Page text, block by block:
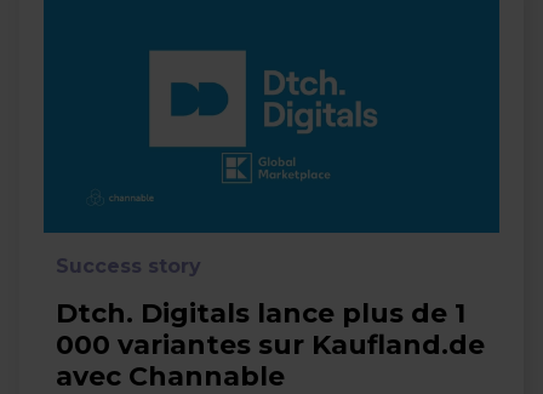
Success story
Dtch. Digitals lance plus de 1
000 variantes sur Kaufland.de
avec Channable